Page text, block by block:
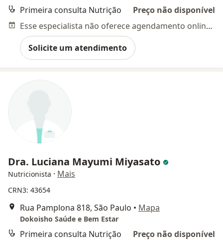
Primeira consulta Nutrição
Preço não disponível
Esse especialista não oferece agendamento online para esse endereço.
Solicite um atendimento
Dra. Luciana Mayumi Miyasato
Nutricionista · Mais
CRN3: 43654
Rua Pamplona 818, São Paulo • Mapa
Dokoisho Saúde e Bem Estar
Primeira consulta Nutrição
Preço não disponível